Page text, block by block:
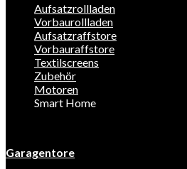
Aufsatzrollladen
Vorbaurollladen
Aufsatzraffstore
Vorbauraffstore
Textilscreens
Zubehör
Motoren
Smart Home
Garagentore